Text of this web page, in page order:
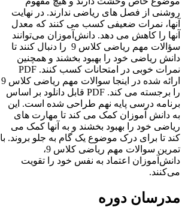
روشنی از فصل های ریاضی ندارند. در نهایت
آنها، نمرات ضعیفی کسب می کنند که معدل
آنها را کاهش می دهد. دانش‌آموزان می‌توانند
سؤالات مهم ریاضی کلاس 9 را دنبال کنند تا
دانش ریاضی خود را بهبود بخشند و همچنین
نمرات خوبی در امتحانات کسب کنند. PDF
ارائه شده در اینجا سوالات مهم ریاضی کلاس 9
را برجسته می کند. PDF قابل دانلود بر اساس
برنامه درسی پایه نهم طراحی شده است. این
به دانش آموزان کمک می کند تا مهارت های
ریاضی خود را بهبود بخشند و به آنها کمک می
کند تا برای درک موضوع یک گام به جلو بروند. با
تمرین سوالات مهم ریاضی کلاس 9،
دانش‌آموزان اعتماد به نفس خود را تقویت
می‌کنند.
مدرسان دوره